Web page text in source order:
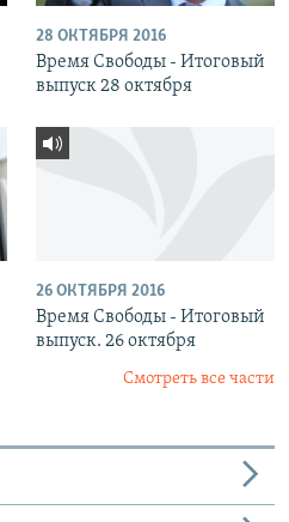
28 ОКТЯБРЯ 2016
Время Свободы - Итоговый
выпуск 28 октября
26 ОКТЯБРЯ 2016
Время Свободы - Итоговый
выпуск. 26 октября
Смотреть все части